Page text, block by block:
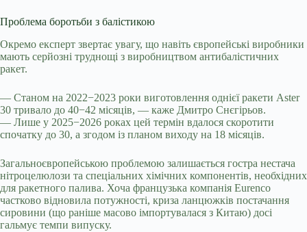
Проблема боротьби з балістикою
Окремо експерт звертає увагу, що навіть європейські виробники
мають серйозні труднощі з виробництвом антибалістичних
ракет.
— Станом на 2022−2023 роки виготовлення однієї ракети Aster
30 тривало до 40−42 місяців, — каже Дмитро Снєгірьов.
— Лише у 2025−2026 роках цей термін вдалося скоротити
спочатку до 30, а згодом із планом виходу на 18 місяців.
Загальноєвропейською проблемою залишається гостра нестача
нітроцелюлози та спеціальних хімічних компонентів, необхідних
для ракетного палива. Хоча французька компанія Eurenco
частково відновила потужності, криза ланцюжків постачання
сировини (що раніше масово імпортувалася з Китаю) досі
гальмує темпи випуску.